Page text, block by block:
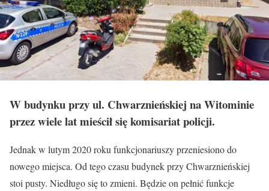
W budynku przy ul. Chwarznieńskiej na Witominie
przez wiele lat mieścił się komisariat policji.
Jednak w lutym 2020 roku funkcjonariuszy przeniesiono do
nowego miejsca. Od tego czasu budynek przy Chwarznieńskiej
stoi pusty. Niedługo się to zmieni. Będzie on pełnić funkcje